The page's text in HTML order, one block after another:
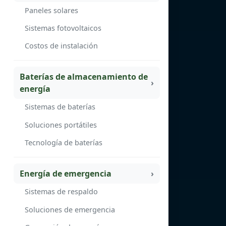
Paneles solares
Sistemas fotovoltaicos
Costos de instalación
Baterías de almacenamiento de
energía
Sistemas de baterías
Soluciones portátiles
Tecnología de baterías
Energía de emergencia
Sistemas de respaldo
Soluciones de emergencia